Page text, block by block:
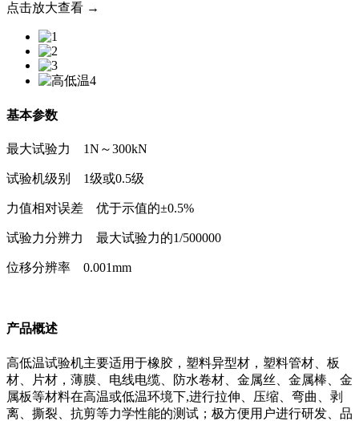
点击放大查看 →
基本参数
最大试验力 1N～300kN
试验机级别 1级或0.5级
力值相对误差 优于示值的±0.5%
试验力分辨力 最大试验力的1/500000
位移分辨率 0.001mm
产品概述
高低温试验机主要适用于橡胶，塑料异型材，塑料管材、板
材、片材，薄膜、电线电缆、防水卷材、金属丝、金属棒、金
属板等材料在高温或低温环境下,进行拉伸、压缩、弯曲、剥
离、撕裂、抗剪等力学性能的测试；极方便用户进行研发、品